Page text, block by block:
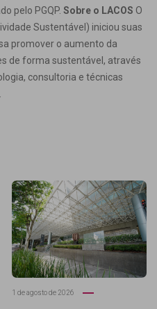
pelo PGQP. Sobre o LACOS O
Sustentável) iniciou suas
promover o aumento da
de forma sustentável, através
consultoria e técnicas
1 de agosto de 2026